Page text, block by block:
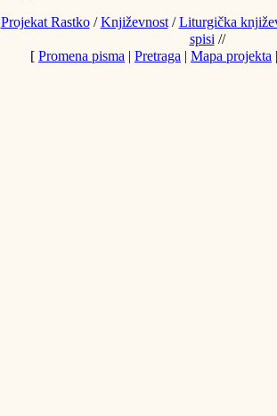
Projekat Rastko/Književnost/Liturgička
spisi //
[ Promena pisma | Pretraga | Mapa projekta